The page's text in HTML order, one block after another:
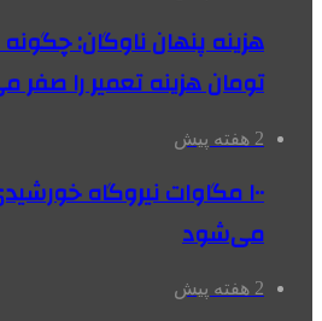
هزینه پنهان ناوگان:
تومان هزینه تعمیر را صفر
2 هفته پیش
۱۰۰ مگاوات نیروگاه‌
می‌شود
2 هفته پیش